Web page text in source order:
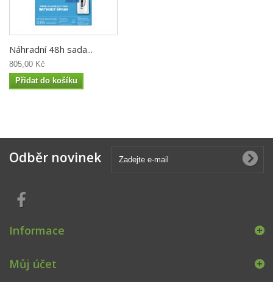
Náhradní 48h sada...
805,00 Kč
Přidat do košíku
Odběr novinek
Informace
Můj účet